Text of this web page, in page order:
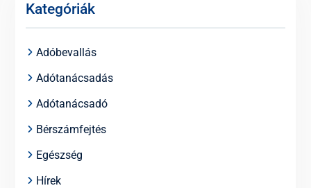
Kategóriák
Adóbevallás
Adótanácsadás
Adótanácsadó
Bérszámfejtés
Egészség
Hírek